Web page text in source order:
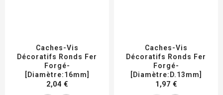
Caches-Vis
Décoratifs Ronds Fer
Forgé-
[Diamètre:16mm]
2,04 €
Caches-Vis
Décoratifs Ronds Fer
Forgé-
[Diamètre:D.13mm]
1,97 €